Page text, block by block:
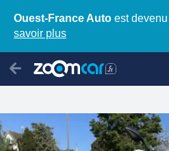
Ouest-France Auto est devenu
savoir plus